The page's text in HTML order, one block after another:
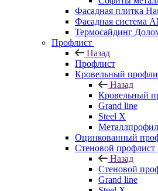
Фасадная плитка
Фасадная система
Термосайдинг
Профлист
Назад
Профлист
Кровельный
Назад
Кровельный
Grand line
Steel X
Оцинкованный
Стеновой профлист
Назад
Стеновой
Grand line